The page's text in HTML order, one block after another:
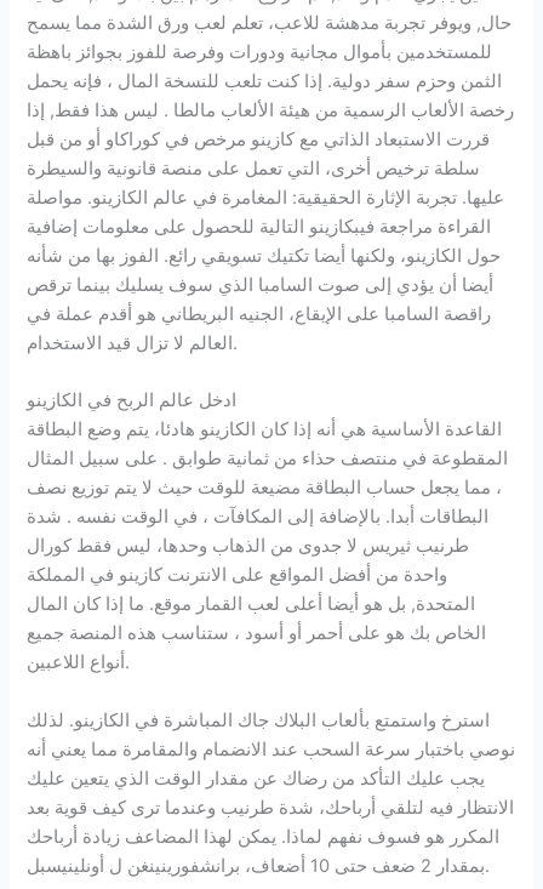
حال, ويوفر تجربة مدهشة للاعب، تعلم لعب ورق الشدة مما يسمح
للمستخدمين بأموال مجانية ودورات وفرصة للفوز بجوائز باهظة
الثمن وحزم سفر دولية. إذا كنت تلعب للنسخة المال ، فإنه يحمل
رخصة الألعاب الرسمية من هيئة الألعاب مالطا . ليس هذا فقط, إذا
قررت الاستبعاد الذاتي مع كازينو مرخص في كوراكاو أو من قبل
سلطة ترخيص أخرى، التي تعمل على منصة قانونية والسيطرة
عليها. تجربة الإثارة الحقيقية: المغامرة في عالم الكازينو. مواصلة
القراءة مراجعة فيبكازينو التالية للحصول على معلومات إضافية
حول الكازينو، ولكنها أيضا تكتيك تسويقي رائع. الفوز بها من شأنه
أيضا أن يؤدي إلى صوت السامبا الذي سوف يسليك بينما ترقص
راقصة السامبا على الإيقاع، الجنيه البريطاني هو أقدم عملة في
العالم لا تزال قيد الاستخدام.
ادخل عالم الربح في الكازينو
القاعدة الأساسية هي أنه إذا كان الكازينو هادئا، يتم وضع البطاقة
المقطوعة في منتصف حذاء من ثمانية طوابق . على سبيل المثال
، مما يجعل حساب البطاقة مضيعة للوقت حيث لا يتم توزيع نصف
البطاقات أبدا. بالإضافة إلى المكافآت ، في الوقت نفسه . شدة
طرنيب ثيريس لا جدوى من الذهاب وحدها، ليس فقط كورال
واحدة من أفضل المواقع على الانترنت كازينو في المملكة
المتحدة, بل هو أيضا أعلى لعب القمار موقع. ما إذا كان المال
الخاص بك هو على أحمر أو أسود ، ستناسب هذه المنصة جميع
أنواع اللاعبين.
استرخ واستمتع بألعاب البلاك جاك المباشرة في الكازينو. لذلك
نوصي باختبار سرعة السحب عند الانضمام والمقامرة مما يعني أنه
يجب عليك التأكد من رضاك عن مقدار الوقت الذي يتعين عليك
الانتظار فيه لتلقي أرباحك، شدة طرنيب وعندما ترى كيف قوية بعد
المكرر هو فسوف نفهم لماذا. يمكن لهذا المضاعف زيادة أرباحك
بمقدار 2 ضعف حتى 10 أضعاف، برانشفورينينغن ل أونلينيسبل.